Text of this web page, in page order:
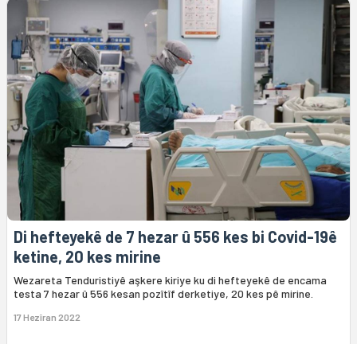
Di hefteyekê de 7 hezar û 556 kes bi Covid-19ê
ketine, 20 kes mirine
Wezareta Tenduristiyê aşkere kiriye ku di hefteyekê de encama
testa 7 hezar û 556 kesan pozîtîf derketiye, 20 kes pê mirine.
17 Hezîran 2022